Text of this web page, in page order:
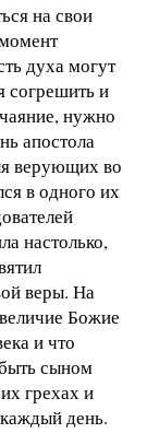
на свои
духа могут
согрешить и
нужно
апостола
верующих во
в одного их
настолько,
веры. На
Божие
и что
сыном
грехах и
день.